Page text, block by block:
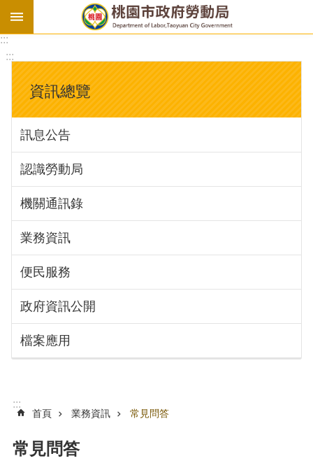
基
法
勞
資
會
庇
護
工
場
進
訊
息
公
識
動
局
:::
:::
資訊總覽
訊息公告
認識勞動局
機關通訊錄
業務資訊
便民服務
政府資訊公開
檔案應用
:::
首頁 業務資訊 常見問答
常見問答